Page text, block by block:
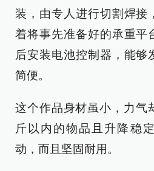
装，由专人进行切割焊接
着将事先准备好的承重平
后安装电池控制器，能够
简便。
这个作品身材虽小，力气
斤以内的物品且升降稳
动，而且坚固耐用。